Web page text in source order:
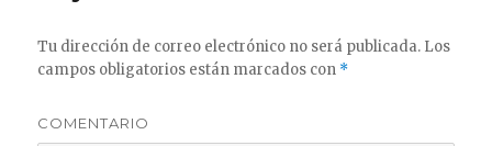
Tu dirección de correo electrónico no será publicada. Los
campos obligatorios están marcados con *
COMENTARIO